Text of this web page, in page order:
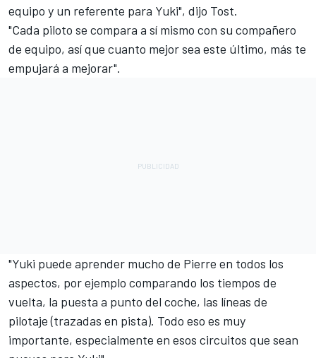
equipo y un referente para Yuki", dijo Tost.
"Cada piloto se compara a sí mismo con su compañero
de equipo, así que cuanto mejor sea este último, más te
empujará a mejorar".
"Yuki puede aprender mucho de Pierre en todos los
aspectos, por ejemplo comparando los tiempos de
vuelta, la puesta a punto del coche, las líneas de
pilotaje (trazadas en pista). Todo eso es muy
importante, especialmente en esos circuitos que sean